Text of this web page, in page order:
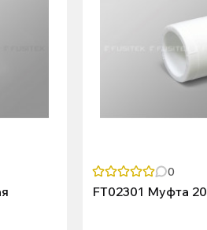
0
FT02301 Муфта 20